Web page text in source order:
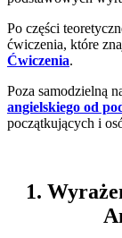
Po części
ćwiczenia, które
Ćwiczenia.
Poza samodzielną
angielskiego od
początkujących i
1.